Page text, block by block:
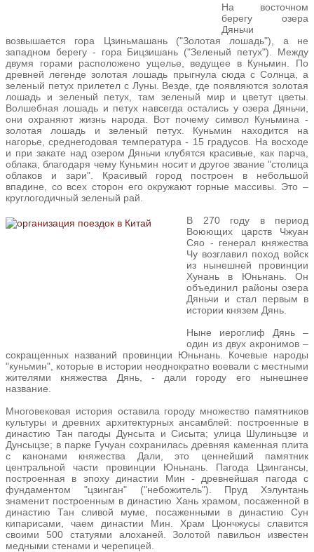
На восточном
берегу озера
Дяньчи
возвышается гора Цзиньмашань ("Золотая лошадь"), а не
западном берегу - гора Бицзишань ("Зеленый петух"). Между
двумя горами расположено ущелье, ведущее в Куньмин. По
древней легенде золотая лошадь прыгнула сюда с Солнца, а
зеленый петух прилетел с Луны. Везде, где появляются золотая
лошадь и зеленый петух, там зеленый мир и цветут цветы.
Волшебная лошадь и петух навсегда остались у озера Дяньчи,
они охраняют жизнь народа. Вот почему символ Куньмина -
золотая лошадь и зеленый петух. Куньмин находится на
нагорье, среднегодовая температура - 15 градусов. На восходе
и при закате над озером Дяньчи клубятся красивые, как парча,
облака, благодаря чему Куньмин носит и другое звание "столица
облаков и зари". Красивый город построен в небольшой
впадине, со всех сторон его окружают горные массивы. Это –
круглогодичный зеленый рай.
В 270 году в период
Воюющих царств Чжуан
Сяо - генерал княжества
Чу возглавил поход войск
из нынешней провинции
Хунань в Юньнань. Он
объединил районы озера
Дяньчи и стал первым в
истории князем Дянь.
Ныне иероглиф Дянь –
один из двух акронимов –
сокращенных названий провинции Юньнань. Кочевые народы
"куньмин", которые в истории неоднократно воевали с местными
жителями княжества Дянь, - дали городу его нынешнее
название.
Многовековая история оставила городу множество памятников
культуры и древних архитектурных ансамблей: построенные в
династию Тан пагоды Дунсыта и Сисыта; улица Шулиньцзе и
Дунсыцзе; в парке Гучуан сохранилась древняя каменная плита
с канонами княжества Дали, это ценнейший памятник
центральной части провинции Юньнань. Пагода Цзингансы,
построенная в эпоху династии Мин - древнейшая пагода с
фундаментом "цзинган" ("небожитель"). Пруд Хэлунтань
знаменит построенным в династию Хань храмом, посаженной в
династию Тан сливой муме, посаженными в династию Сун
кипарисами, чаем династии Мин. Храм Цюнчжусы славится
своими 500 статуями алоханей. Золотой павильон известен
медными стенами и черепицей.